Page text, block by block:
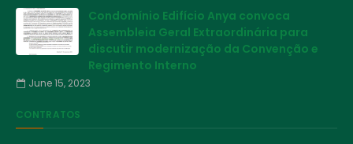
Condomínio Edifício Anya convoca
Assembleia Geral Extraordinária para
discutir modernização da Convenção e
Regimento Interno
June 15, 2023
CONTRATOS